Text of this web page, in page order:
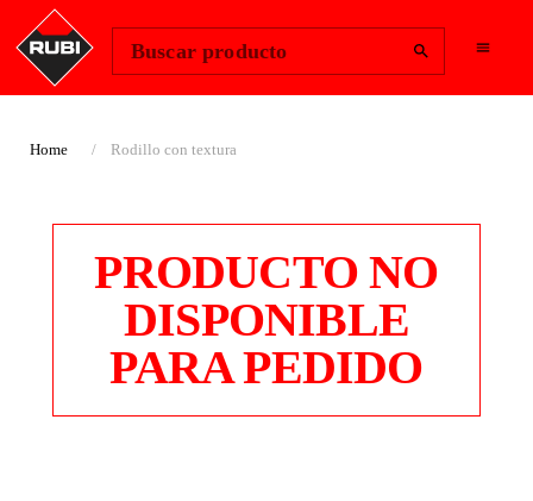
Buscar producto
Home Rodillo con textura
PRODUCTO NO
DISPONIBLE
PARA PEDIDO